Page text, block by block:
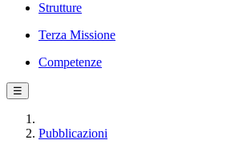
Strutture
Terza Missione
Competenze
☰
Pubblicazioni